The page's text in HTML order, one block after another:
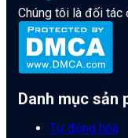
Chúng tôi là đối tác
Danh mục sản
Tự động hóa